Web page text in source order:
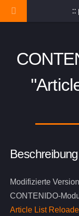
Beschreibung
Modifizierte
CONTENIDO-
Article List
::